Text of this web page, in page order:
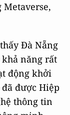
Đà Nẵng
năng rất
động khởi
được Hiệp
thông tin